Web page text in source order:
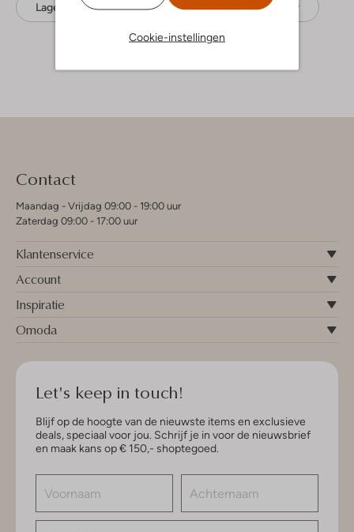
Cookie-instellingen
Lage sneakers Tommy Hilfiger Leer
Contact
Maandag - Vrijdag 09:00 - 19:00 uur
Zaterdag 09:00 - 17:00 uur
Klantenservice
Account
Inspiratie
Omoda
Let's keep in touch!
Blijf op de hoogte van de nieuwste items en exclusieve
deals, speciaal voor jou. Schrijf je in voor de nieuwsbrief
en maak kans op € 150,- shoptegoed.